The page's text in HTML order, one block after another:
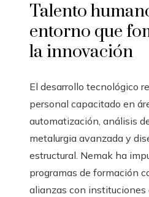
Talento
entorno que
la innovación
El desarrollo tecnológico
personal capacitado en
automatización, análisis
metalurgia avanzada y
estructural. Nemak ha
programas de formación
alianzas con instituciones